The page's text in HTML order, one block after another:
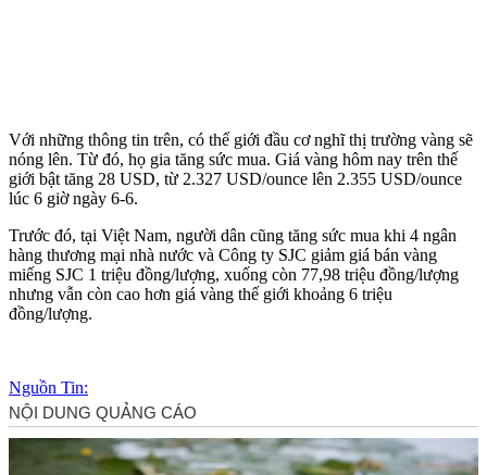
Với những thông tin trên, có thể giới đầu cơ nghĩ thị trường vàng sẽ
nóng lên. Từ đó, họ gia tăng sức mua. Giá vàng hôm nay trên thế
giới bật tăng 28 USD, từ 2.327 USD/ounce lên 2.355 USD/ounce
lúc 6 giờ ngày 6-6.
Trước đó, tại Việt Nam, người dân cũng tăng sức mua khi 4 ngân
hàng thương mại nhà nước và Công ty SJC giảm giá bán vàng
miếng SJC 1 triệu đồng/lượng, xuống còn 77,98 triệu đồng/lượng
nhưng vẫn còn cao hơn giá vàng thế giới khoảng 6 triệu
đồng/lượng.
Nguồn Tin: